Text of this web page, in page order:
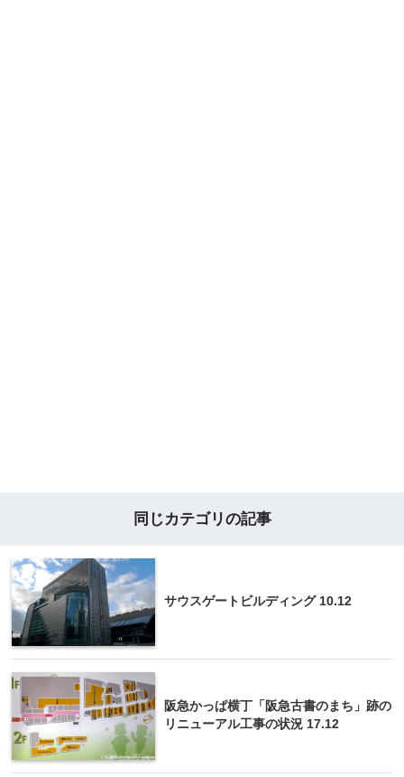
同じカテゴリの記事
サウスゲートビルディング 10.12
阪急かっぱ横丁「阪急古書のまち」跡の
リニューアル工事の状況 17.12